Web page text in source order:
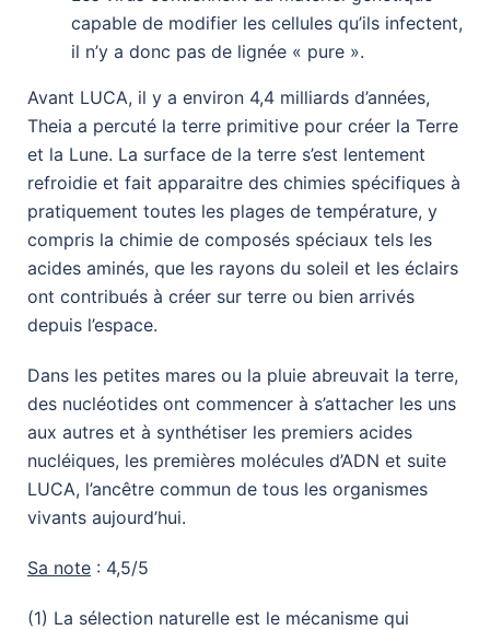
capable de modifier les cellules qu’ils infectent,
il n’y a donc pas de lignée « pure ».
Avant LUCA, il y a environ 4,4 milliards d’années,
Theia a percuté la terre primitive pour créer la Terre
et la Lune. La surface de la terre s’est lentement
refroidie et fait apparaitre des chimies spécifiques à
pratiquement toutes les plages de température, y
compris la chimie de composés spéciaux tels les
acides aminés, que les rayons du soleil et les éclairs
ont contribués à créer sur terre ou bien arrivés
depuis l’espace.
Dans les petites mares ou la pluie abreuvait la terre,
des nucléotides ont commencer à s’attacher les uns
aux autres et à synthétiser les premiers acides
nucléiques, les premières molécules d’ADN et suite
LUCA, l’ancêtre commun de tous les organismes
vivants aujourd’hui.
Sa note : 4,5/5
(1) La sélection naturelle est le mécanisme qui